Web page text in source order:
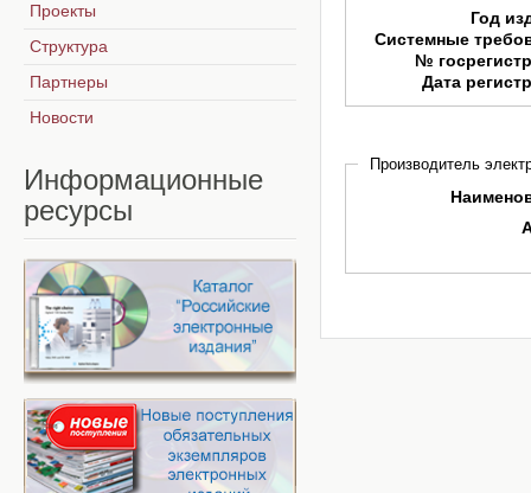
Год
Системные
№
Дата
Производитель
Проекты
Структура
Партнеры
Новости
Информационные
ресурсы